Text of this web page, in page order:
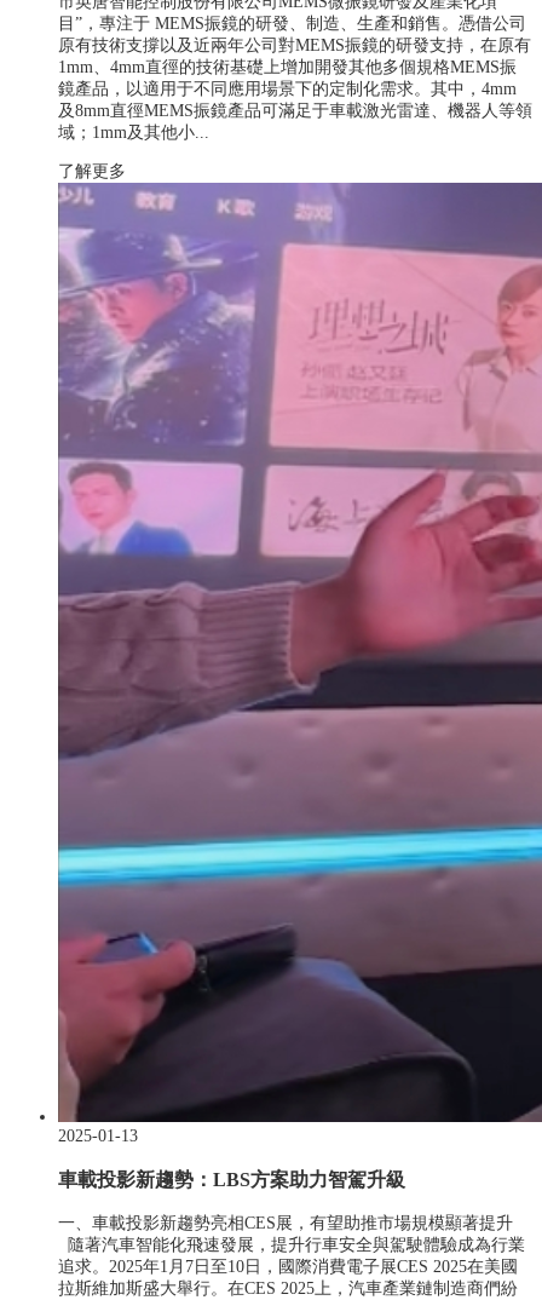
目”，專注于 MEMS振鏡的研發、制造、生產和銷售。憑借公司
原有技術支撐以及近兩年公司對MEMS振鏡的研發支持，在原有
1mm、4mm直徑的技術基礎上增加開發其他多個規格MEMS振
鏡產品，以適用于不同應用場景下的定制化需求。其中，4mm
及8mm直徑MEMS振鏡產品可滿足于車載激光雷達、機器人等領
域；1mm及其他小...
了解更多
2025-01-13
車載投影新趨勢：LBS方案助力智駕升級
一、車載投影新趨勢亮相CES展，有望助推市場規模顯著提升
隨著汽車智能化飛速發展，提升行車安全與駕駛體驗成為行業
追求。2025年1月7日至10日，國際消費電子展CES 2025在美國
拉斯維加斯盛大舉行。在CES 2025上，汽車產業鏈制造商們紛